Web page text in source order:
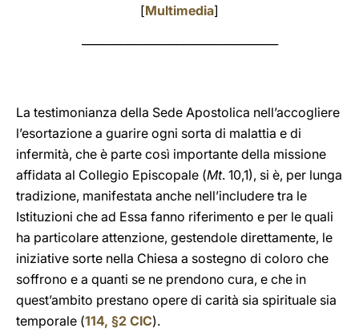
[Multimedia]
La testimonianza della Sede Apostolica nell’accogliere
l’esortazione a guarire ogni sorta di malattia e di
infermità, che è parte così importante della missione
affidata al Collegio Episcopale (Mt. 10,1), si è, per lunga
tradizione, manifestata anche nell’includere tra le
Istituzioni che ad Essa fanno riferimento e per le quali
ha particolare attenzione, gestendole direttamente, le
iniziative sorte nella Chiesa a sostegno di coloro che
soffrono e a quanti se ne prendono cura, e che in
quest’ambito prestano opere di carità sia spirituale sia
temporale (114, §2 CIC).